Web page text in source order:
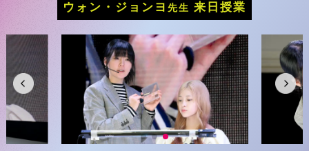
ウォン・ジョンヨ 先生 来日授業